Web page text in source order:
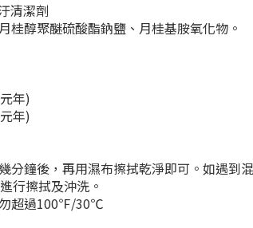
清潔劑
桂醇聚醚硫酸酯鈉鹽、月桂基胺氧化物。
年)
年)
分鐘後，再用濕布擦拭乾淨即可。如遇
行擦拭及沖洗。
勿超過100℉/30℃